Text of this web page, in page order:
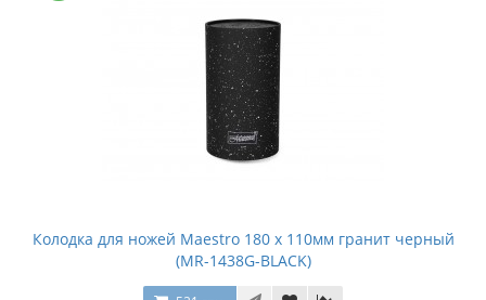
Колодка для ножей Maestro 180 x 110мм гранит черный
(MR-1438G-BLACK)